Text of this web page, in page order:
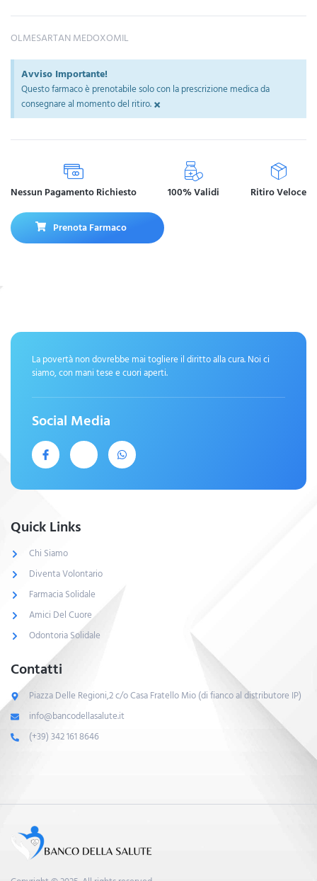
OLMESARTAN MEDOXOMIL
Avviso Importante!
Questo farmaco è prenotabile solo con la prescrizione medica da
consegnare al momento del ritiro.×
Nessun Pagamento Richiesto 100% Validi Ritiro Veloce
Prenota Farmaco
La povertà non dovrebbe mai togliere il diritto alla cura. Noi ci
siamo, con mani tese e cuori aperti.
Social Media
Quick Links
Chi Siamo
Diventa Volontario
Farmacia Solidale
Amici Del Cuore
Odontoria Solidale
Contatti
Piazza Delle Regioni,2 c/o Casa Fratello Mio (di fianco al distributore IP)
info@bancodellasalute.it
(+39) 342 161 8646